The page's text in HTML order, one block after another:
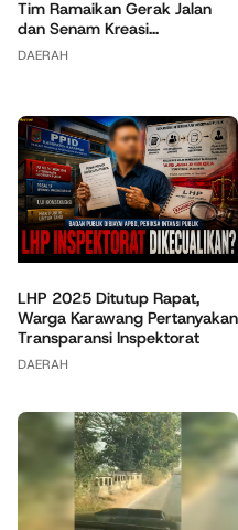
Tim Ramaikan Gerak Jalan
dan Senam Kreasi...
DAERAH
LHP 2025 Ditutup Rapat,
Warga Karawang Pertanyakan
Transparansi Inspektorat
DAERAH